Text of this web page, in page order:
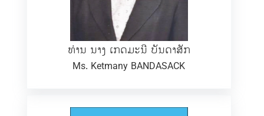
ທ່ານ ນາງ ເກດມະນີ ບັນດາສັກ
Ms. Ketmany BANDASACK